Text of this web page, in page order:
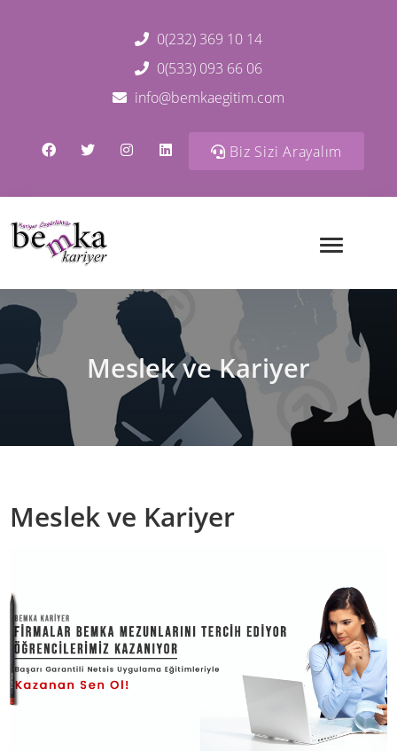
0(232) 369 10 14
0(533) 093 66 06
info@bemkaegitim.com
Biz Sizi Arayalım
Meslek ve Kariyer
Meslek ve Kariyer